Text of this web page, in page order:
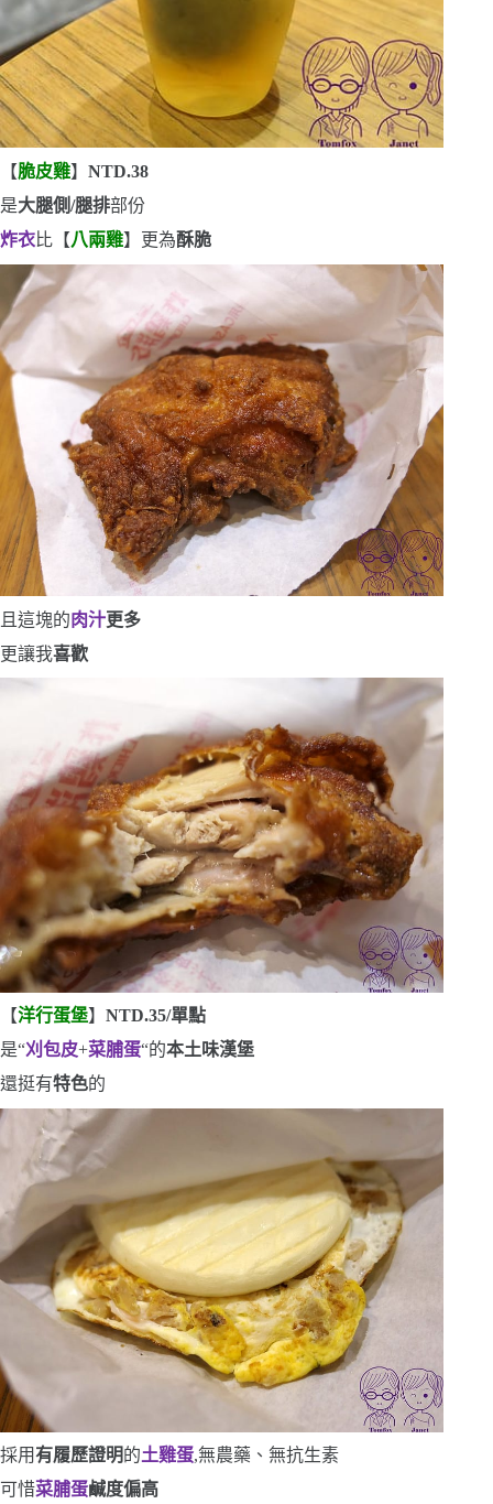
【脆皮雞】 NTD.38
是大腿側/腿排部份
炸衣比【八兩雞】更為酥脆
且這塊的肉汁更多
更讓我喜歡
【洋行蛋堡】 NTD.35/單點
是“刈包皮+菜脯蛋“的本土味漢堡
還挺有特色的
採用有履歷證明的土雞蛋,無農藥、無抗生素
可惜菜脯蛋鹹度偏高